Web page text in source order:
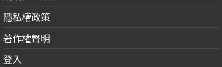
隱私權政策
著作權聲明
登入